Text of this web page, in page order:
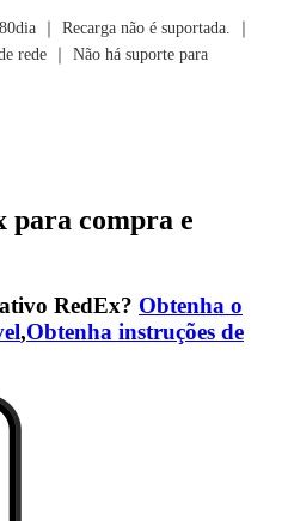
｜ Recarga não é suportada. ｜
rede ｜ Não há suporte para
para compra e
RedEx? Obtenha o
,Obtenha instruções de